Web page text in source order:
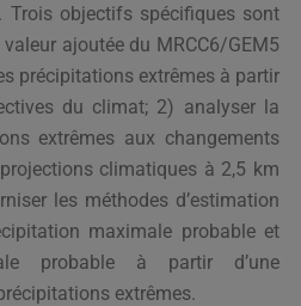
Trois objectifs spécifiques sont
ajoutée du MRCC6/GEM5
précipitations extrêmes à partir
du climat; 2) analyser la
extrêmes aux changements
climatiques à 2,5 km
les méthodes d’estimation
maximale probable et
probable à partir d’une
extrêmes.